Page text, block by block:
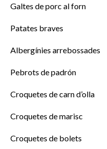
Galtes de porc al forn
Patates braves
Albergínies arrebossades
Pebrots de padrón
Croquetes de carn d’olla
Croquetes de marisc
Croquetes de bolets